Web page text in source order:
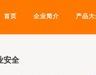
首页 企业简介 产品大
安全